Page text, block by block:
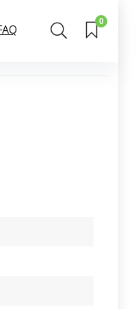
0